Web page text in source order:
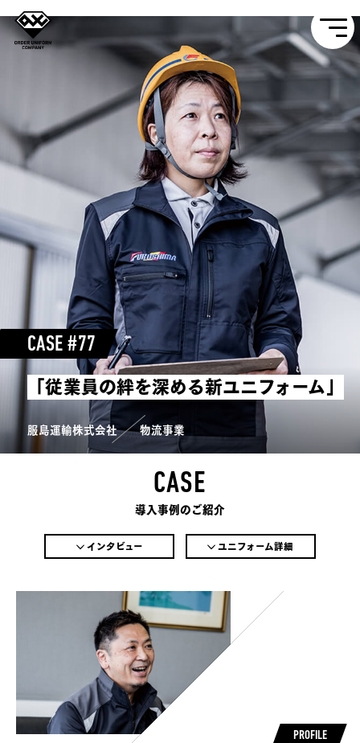
服島運輸株式会社 物流事業
CASE #77
「従業員の絆を深める新ユニフォーム」
CASE
導入事例のご紹介
インタビュー ユニフォーム詳細
PROFILE